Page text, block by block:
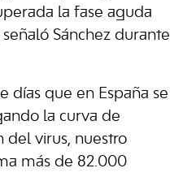
la fase aguda
Sánchez durante
días que en España se
la curva de
del virus, nuestro
más de 82.000